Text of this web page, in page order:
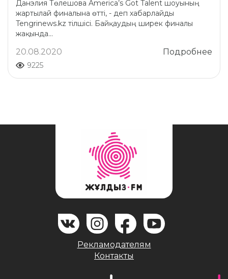
Данэлия Төлешова America’s Got Talent шоуының
жартылай финалына өтті, - деп хабарлайды
Tengrinews.kz тілшісі. Байқаудың ширек финалы
жақында...
Подробнее
20.08.2020
9225
Рекламодателям
Контакты